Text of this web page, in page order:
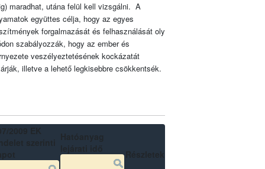
maradhat, utána felül kell vizsgálni. A
együttes célja, hogy az egyes
forgalmazását és felhasználását oly
szabályozzák, hogy az ember és
veszélyeztetésének kockázatát
illetve a lehető legkisebbre csökkentsék.